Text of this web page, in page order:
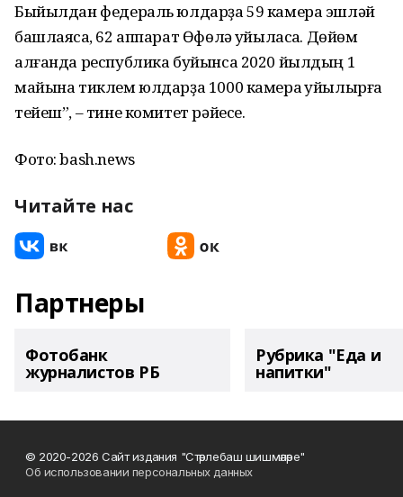
Быйылдан федераль юлдарҙа 59 камера эшләй
башлаясаҡ, 62 аппарат Өфөлә ҡуйыласаҡ. Дөйөм
алғанда республика буйынса 2020 йылдың 1
майына тиклем юлдарҙа 1000 камера ҡуйылырға
тейеш”, – тине комитет рәйесе.
Фото: bash.news
Читайте нас
Партнеры
Фотобанк
журналистов РБ
Рубрика "Еда и
напитки"
© 2020-2026 Сайт издания "Стәрлебаш шишмәләре"
Об использовании персональных данных